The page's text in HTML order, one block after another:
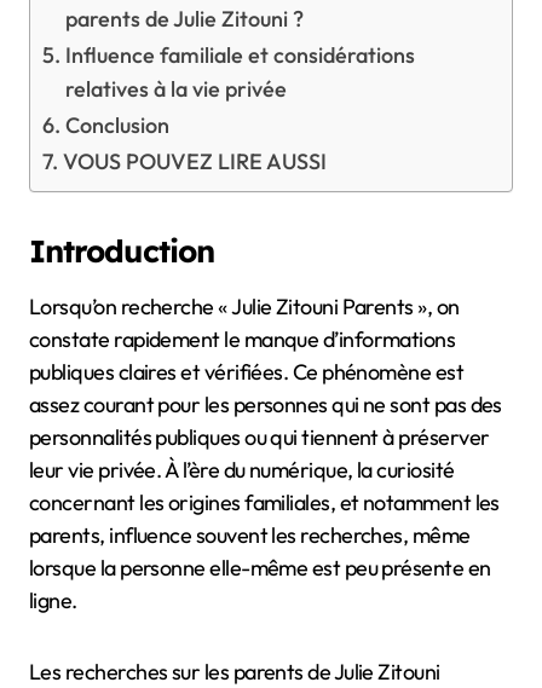
parents de Julie Zitouni ?
Influence familiale et considérations
relatives à la vie privée
Conclusion
VOUS POUVEZ LIRE AUSSI
Introduction
Lorsqu’on recherche « Julie Zitouni Parents », on
constate rapidement le manque d’informations
publiques claires et vérifiées. Ce phénomène est
assez courant pour les personnes qui ne sont pas des
personnalités publiques ou qui tiennent à préserver
leur vie privée. À l’ère du numérique, la curiosité
concernant les origines familiales, et notamment les
parents, influence souvent les recherches, même
lorsque la personne elle-même est peu présente en
ligne.
Les recherches sur les parents de Julie Zitouni